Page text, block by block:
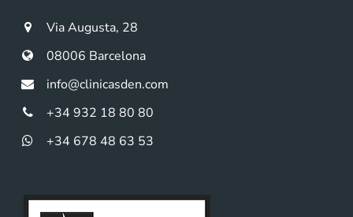
Via Augusta, 28
08006 Barcelona
info@clinicasden.com
+34 932 18 80 80
+34 678 48 63 53